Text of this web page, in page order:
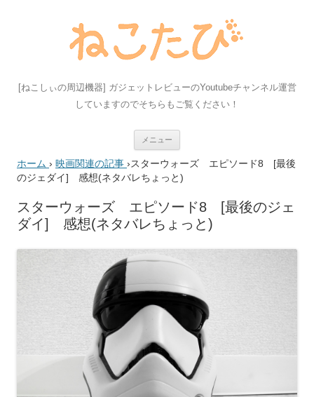
[ねこしぃの周辺機器] ガジェットレビューのYoutubeチャンネル運営
していますのでそちらもご覧ください！
メニュー
ン
ツ
へ
キ
プ
ホーム › 映画関連の記事 ›スターウォーズ エピソード8 [最後
のジェダイ] 感想(ネタバレちょっと)
スターウォーズ エピソード8 [最後のジェ
ダイ] 感想(ネタバレちょっと)